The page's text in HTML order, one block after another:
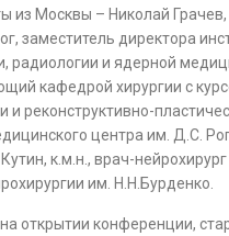
из Москвы – Николай Грачев,
заместитель директора
радиологии и ядерной
кафедрой хирургии с
и реконструктивно-
центра им. Д.С.
к.м.н., врач-
им. Н.Н.Бурденко.
открытии конференции,